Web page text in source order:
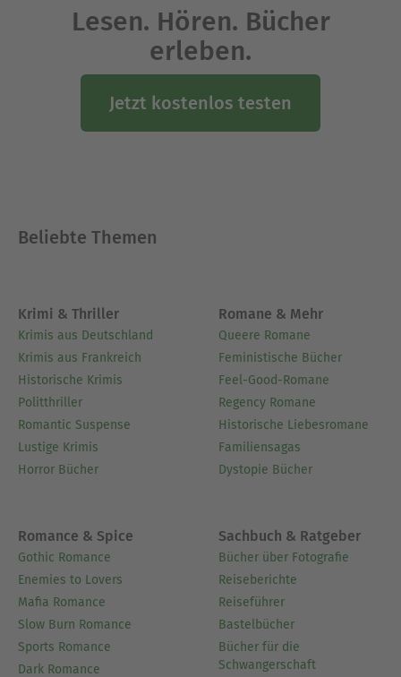
Lesen. Hören. Bücher
erleben.
Jetzt kostenlos testen
Beliebte Themen
Krimi & Thriller
Krimis aus Deutschland
Krimis aus Frankreich
Historische Krimis
Politthriller
Romantic Suspense
Lustige Krimis
Horror Bücher
Romane & Mehr
Queere Romane
Feministische Bücher
Feel-Good-Romane
Regency Romane
Historische Liebesromane
Familiensagas
Dystopie Bücher
Romance & Spice
Gothic Romance
Enemies to Lovers
Mafia Romance
Slow Burn Romance
Sports Romance
Dark Romance
Sachbuch & Ratgeber
Bücher über Fotografie
Reiseberichte
Reiseführer
Bastelbücher
Bücher für die
Schwangerschaft